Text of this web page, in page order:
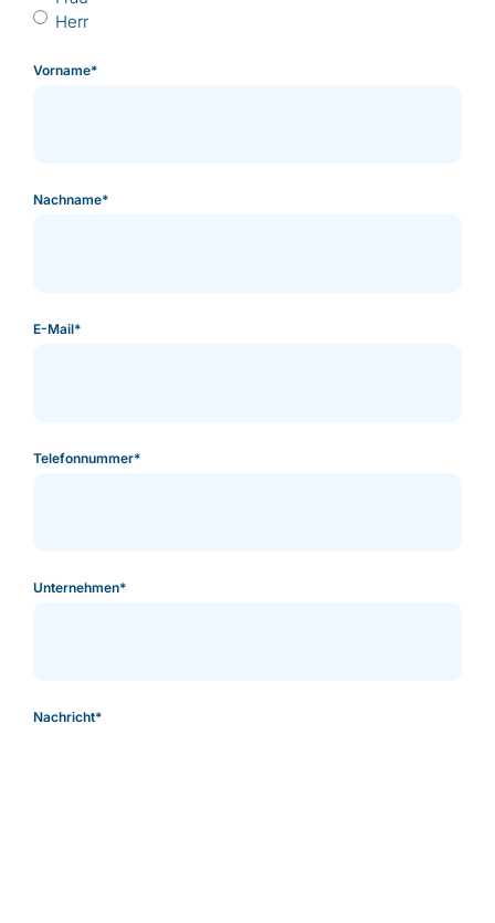
Herr
Vorname*
Nachname*
E-Mail*
Telefonnummer*
Unternehmen*
Nachricht*